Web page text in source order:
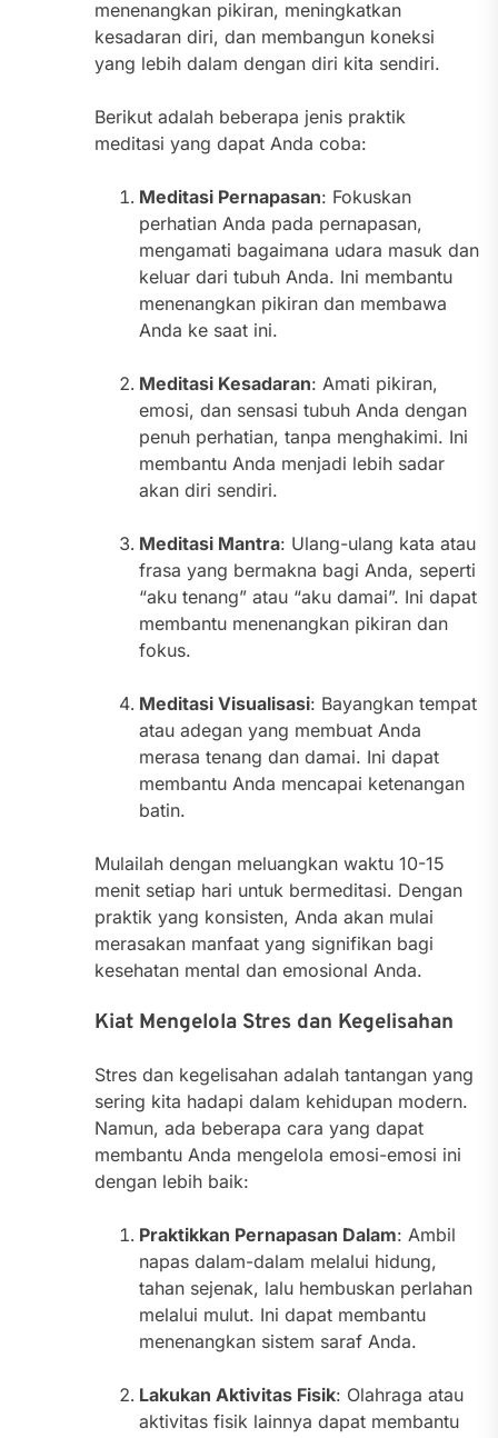
menenangkan pikiran, meningkatkan
kesadaran diri, dan membangun koneksi
yang lebih dalam dengan diri kita sendiri.
Berikut adalah beberapa jenis praktik
meditasi yang dapat Anda coba:
Meditasi Pernapasan: Fokuskan
perhatian Anda pada pernapasan,
mengamati bagaimana udara masuk dan
keluar dari tubuh Anda. Ini membantu
menenangkan pikiran dan membawa
Anda ke saat ini.
Meditasi Kesadaran: Amati pikiran,
emosi, dan sensasi tubuh Anda dengan
penuh perhatian, tanpa menghakimi. Ini
membantu Anda menjadi lebih sadar
akan diri sendiri.
Meditasi Mantra: Ulang-ulang kata atau
frasa yang bermakna bagi Anda, seperti
“aku tenang” atau “aku damai”. Ini dapat
membantu menenangkan pikiran dan
fokus.
Meditasi Visualisasi: Bayangkan tempat
atau adegan yang membuat Anda
merasa tenang dan damai. Ini dapat
membantu Anda mencapai ketenangan
batin.
Mulailah dengan meluangkan waktu 10-15
menit setiap hari untuk bermeditasi. Dengan
praktik yang konsisten, Anda akan mulai
merasakan manfaat yang signifikan bagi
kesehatan mental dan emosional Anda.
Kiat Mengelola Stres dan Kegelisahan
Stres dan kegelisahan adalah tantangan yang
sering kita hadapi dalam kehidupan modern.
Namun, ada beberapa cara yang dapat
membantu Anda mengelola emosi-emosi ini
dengan lebih baik:
Praktikkan Pernapasan Dalam: Ambil
napas dalam-dalam melalui hidung,
tahan sejenak, lalu hembuskan perlahan
melalui mulut. Ini dapat membantu
menenangkan sistem saraf Anda.
Lakukan Aktivitas Fisik: Olahraga atau
aktivitas fisik lainnya dapat membantu